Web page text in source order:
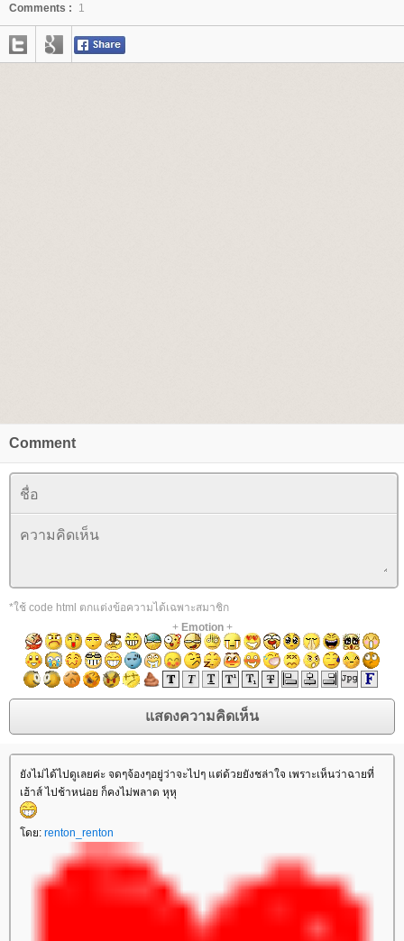
Comments :
1
Comment
*ใช้ code html ตกแต่งข้อความได้เฉพาะสมาชิก
+ Emotion+
ังไม่ได้ไปดูเลยค่ะ จดๆจ้องๆอยู่ว่าจะไปๆ แต่ด้วยยังชล่าใจ เพราะเห็นว่าฉายที่
เฮ้าส์ ไปช้าหน่อย ก็คงไม่พลาด หุหุ
ดย: renton_renton